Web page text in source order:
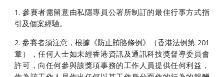
1. 參賽者需留意由私隱專員公署所制訂的最佳行事方式指
引及個案經驗。
2. 參賽者須注意，根據《防止賄賂條例》（香港法例第 201
章），任何人士如未經香港資訊及通訊科技獎督導委員會
許可，向任何參與該獎項事務的工作人員提供任何利益，